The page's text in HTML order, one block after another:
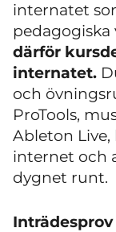
internatet
pedagogiska
därför
internatet.
och
ProTools,
Ableton
internet och
dygnet runt.
Inträdesprov